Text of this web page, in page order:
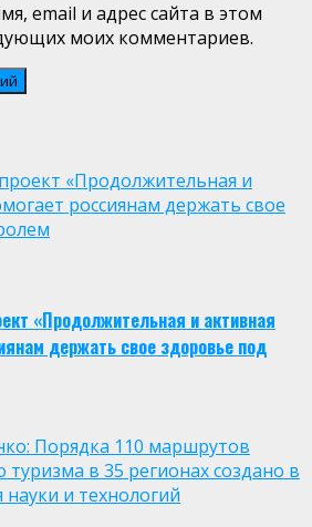
email и адрес сайта в этом
моих комментариев.
«Продолжительная и
россиянам держать свое
«Продолжительная и активная
держать свое здоровье под
Порядка 110 маршрутов
туризма в 35 регионах создано в
и технологий